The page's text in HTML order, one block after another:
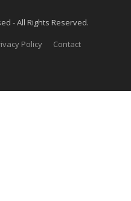
- All Rights Reserved.
Policy Contact